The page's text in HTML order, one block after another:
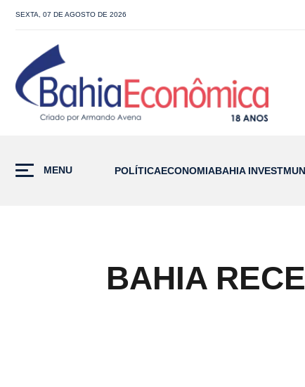
SEXTA, 07 DE AGOSTO DE 2026
MENU POLÍTICAECONOMIABAHIA INVEST
BAHIA